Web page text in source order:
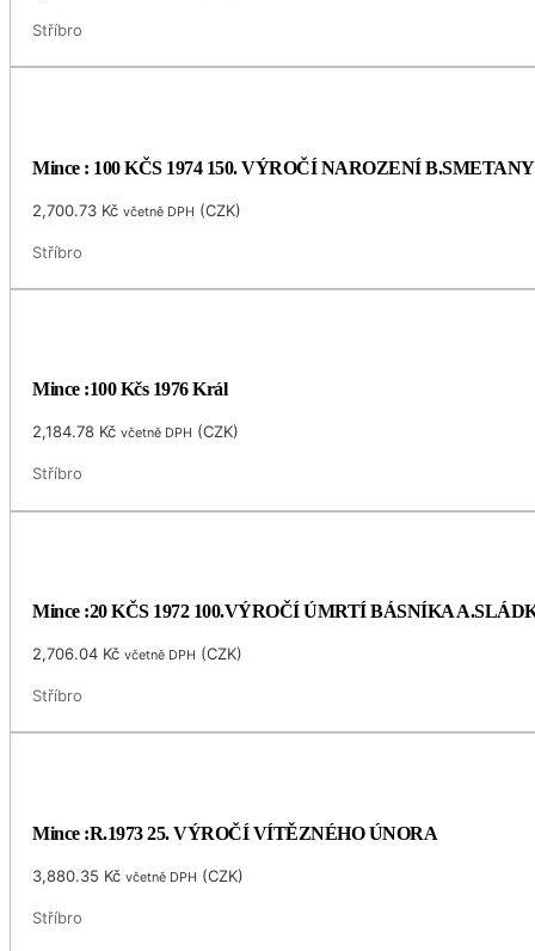
Stříbro
Mince : 100 KČS 1974 150. VÝROČÍ NAROZENÍ B.SMETANY
2,700.73 Kč včetně DPH (CZK)
Stříbro
Mince :100 Kčs 1976 Král
2,184.78 Kč včetně DPH (CZK)
Stříbro
Mince :20 KČS 1972 100.VÝROČÍ ÚMRTÍ BÁSNÍKA
2,706.04 Kč včetně DPH (CZK)
Stříbro
Mince :R.1973 25. VÝROČÍ VÍTĚZNÉHO ÚNORA
3,880.35 Kč včetně DPH (CZK)
Stříbro